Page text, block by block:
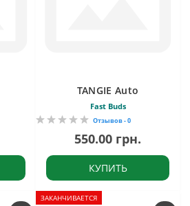
TANGIE Auto
Fast Buds
Отзывов - 0
550.00 грн.
КУПИТЬ
ЗАКАНЧИВАЕТСЯ